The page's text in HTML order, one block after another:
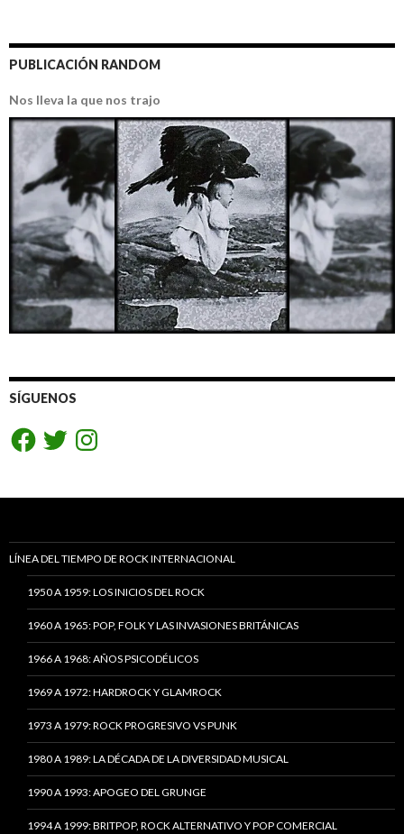
PUBLICACIÓN RANDOM
Nos lleva la que nos trajo
SÍGUENOS
FacebookTwitterInstagram
LÍNEA DEL TIEMPO DE ROCK INTERNACIONAL
1950 A 1959: LOS INICIOS DEL ROCK
1960 A 1965: POP, FOLK Y LAS INVASIONES BRITÁNICAS
1966 A 1968: AÑOS PSICODÉLICOS
1969 A 1972: HARDROCK Y GLAMROCK
1973 A 1979: ROCK PROGRESIVO VS PUNK
1980 A 1989: LA DÉCADA DE LA DIVERSIDAD MUSICAL
1990 A 1993: APOGEO DEL GRUNGE
1994 A 1999: BRITPOP, ROCK ALTERNATIVO Y POP COMERCIAL